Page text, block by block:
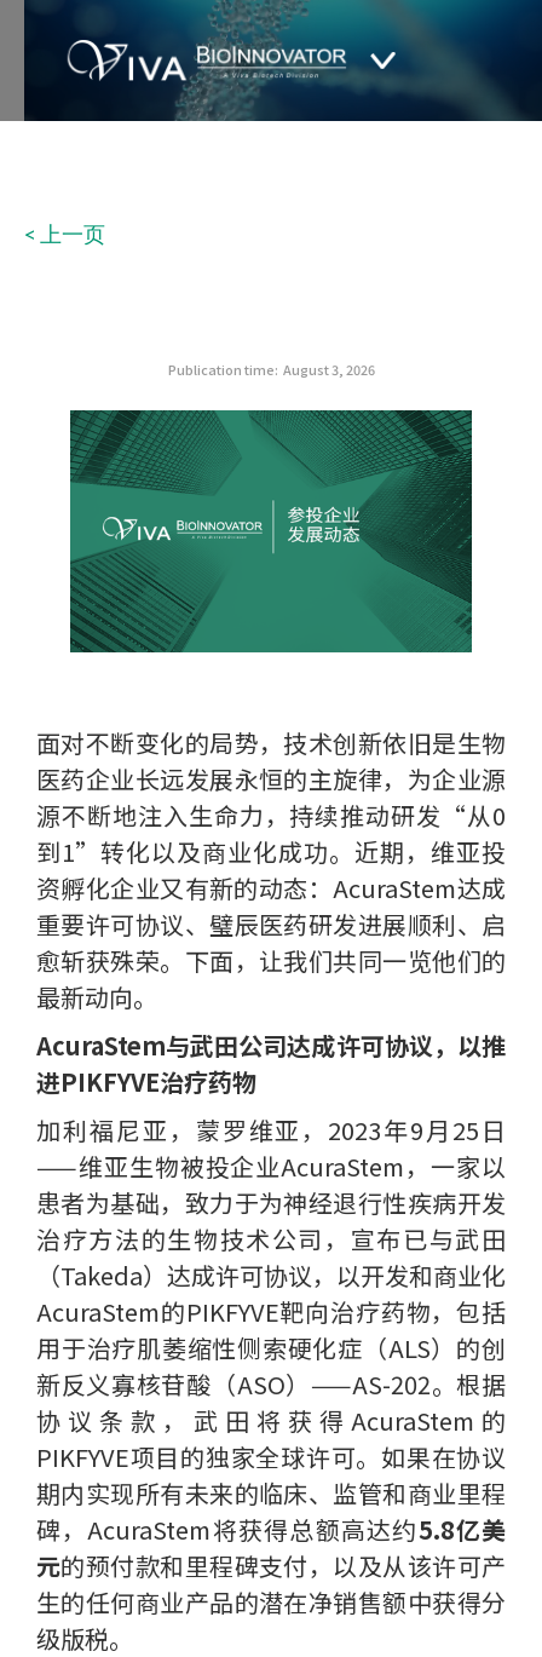
< 上一页
Publication time: August 3, 2026
面对不断变化的局势，技术创新依旧是生物
医药企业长远发展永恒的主旋律，为企业源
源不断地注入生命力，持续推动研发“从0
到1”转化以及商业化成功。近期，维亚投
资孵化企业又有新的动态：AcuraStem达成
重要许可协议、璧辰医药研发进展顺利、启
愈斩获殊荣。下面，让我们共同一览他们的
最新动向。
AcuraStem与武田公司达成许可协议，以推
进PIKFYVE治疗药物
加利福尼亚，蒙罗维亚，2023年9月25日
——维亚生物被投企业AcuraStem，一家以
患者为基础，致力于为神经退行性疾病开发
治疗方法的生物技术公司，宣布已与武田
（Takeda）达成许可协议，以开发和商业化
AcuraStem的PIKFYVE靶向治疗药物，包括
用于治疗肌萎缩性侧索硬化症（ALS）的创
新反义寡核苷酸（ASO）——AS-202。根据
协议条款，武田将获得AcuraStem的
PIKFYVE项目的独家全球许可。如果在协议
期内实现所有未来的临床、监管和商业里程
碑，AcuraStem将获得总额高达约5.8亿美
元的预付款和里程碑支付，以及从该许可产
生的任何商业产品的潜在净销售额中获得分
级版税。